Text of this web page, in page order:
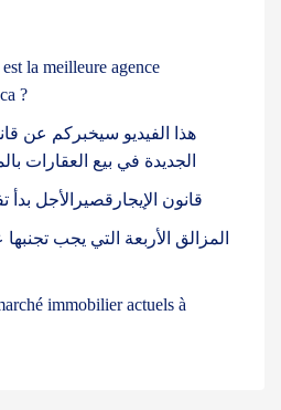
la meilleure agence
?
هذا الفيديو سيخبركم عن
الجديدة في بيع العقارات
قانون الإيجارقصيرالأجل بدأ
المزالق الأربعة التي يجب
immobilier actuels à